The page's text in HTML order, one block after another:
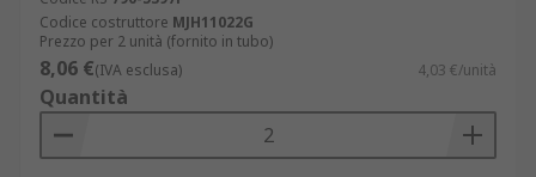
Codice costruttore MJH11022G
Prezzo per 2 unità (fornito in tubo)
8,06 €(IVA esclusa) 4,03 €/unità
Quantità